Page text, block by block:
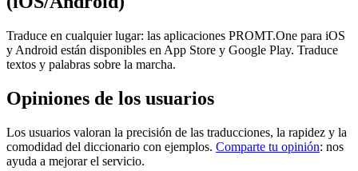
Traduce en cualquier lugar: las aplicaciones PROMT.One para iOS
y Android están disponibles en App Store y Google Play. Traduce
textos y palabras sobre la marcha.
Opiniones de los usuarios
Los usuarios valoran la precisión de las traducciones, la rapidez y la
comodidad del diccionario con ejemplos. Comparte tu opinión: nos
ayuda a mejorar el servicio.